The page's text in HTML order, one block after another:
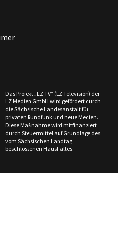
Das Projekt „LZ TV“ (LZ Television) der
LZ Medien GmbH wird gefördert durch
die Sächsische Landesanstalt für
privaten Rundfunk und neue Medien.
Diese Maßnahme wird mitfinanziert
durch Steuermittel auf Grundlage des
vom Sächsischen Landtag
beschlossenen Haushaltes.